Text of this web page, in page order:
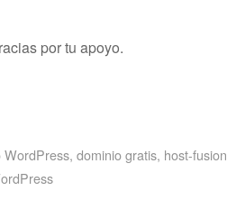
por tu apoyo.
WordPress, dominio gratis, host-fusion